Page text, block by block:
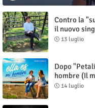
Contro la
il nuovo
13 luglio
Dopo
hombre (Il
14 luglio